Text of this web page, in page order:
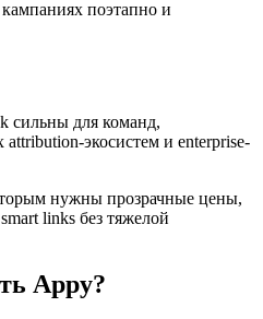
поэтапно и
сильны для команд,
экосистем и enterprise-
нужны прозрачные цены,
links без тяжелой
Appy?